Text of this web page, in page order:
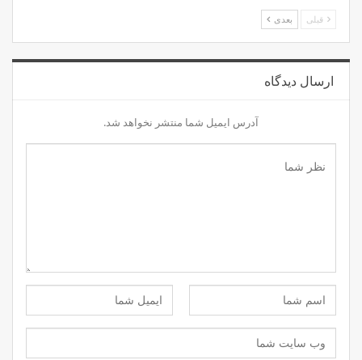
قبلی بعدی
ارسال دیدگاه
آدرس ایمیل شما منتشر نخواهد شد.